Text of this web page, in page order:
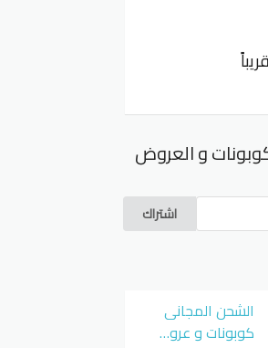
و العروض
اشتراك
الشحن المجاني
كوبونات و عروض نون Noon